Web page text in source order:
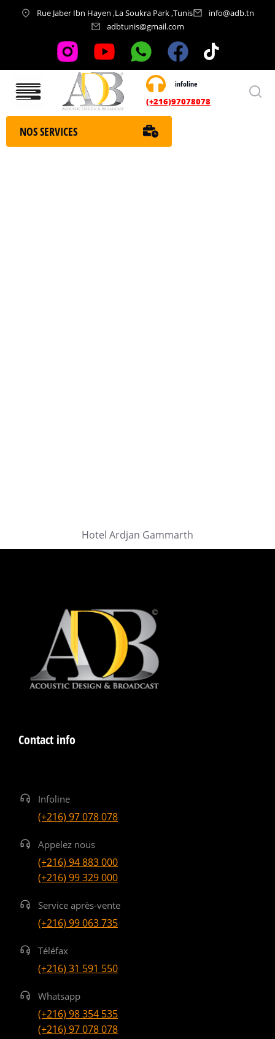
Rue Jaber Ibn Hayen ,La Soukra Park ,Tunis
info@adb.tn
adbtunis@gmail.com
infoline
(+216)97078078
Nos services
NOS SERVICES
Hotel Ardjan Gammarth
Contact info
Infoline
(+216) 97 078 078
Appelez nous
(+216) 94 883 000
(+216) 99 329 000
Service après-vente
(+216) 99 063 735
Téléfax
(+216) 31 591 550
Whatsapp
(+216) 98 354 535
(+216) 97 078 078